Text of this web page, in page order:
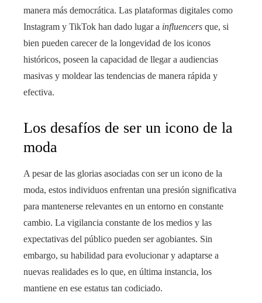
manera más democrática. Las plataformas digitales como
Instagram y TikTok han dado lugar a influencers que, si
bien pueden carecer de la longevidad de los iconos
históricos, poseen la capacidad de llegar a audiencias
masivas y moldear las tendencias de manera rápida y
efectiva.
Los desafíos de ser un icono de la
moda
A pesar de las glorias asociadas con ser un icono de la
moda, estos individuos enfrentan una presión significativa
para mantenerse relevantes en un entorno en constante
cambio. La vigilancia constante de los medios y las
expectativas del público pueden ser agobiantes. Sin
embargo, su habilidad para evolucionar y adaptarse a
nuevas realidades es lo que, en última instancia, los
mantiene en ese estatus tan codiciado.